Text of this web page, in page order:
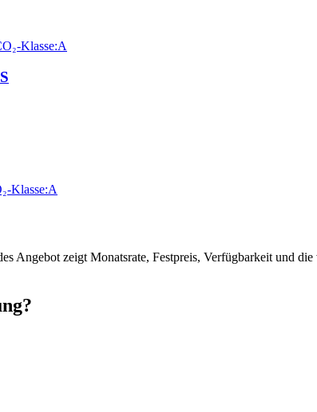
Klasse:A
Klasse:A
Angebot zeigt Monatsrate, Festpreis, Verfügbarkeit und